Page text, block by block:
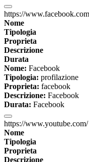
https://
Nome
Tipologia
Proprieta
Descrizione
Durata
Nome: Facebook
Tipologia: profilazione
Proprieta: facebook
Descrizione: Facebook
Durata: Facebook
https://www.youtube.com/
Nome
Tipologia
Proprieta
Descrizione